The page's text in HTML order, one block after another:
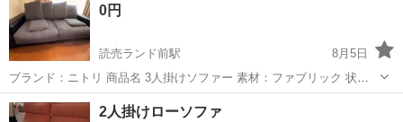
0円
読売ランド前駅
8月5日
ブランド：ニトリ 商品名 3人掛けソファー 素材：ファブリック 状
態：毛玉有 外径寸法 幅: 205cm 奥行：95cm 高さ: 56cm 座面高：
45cm 取引が確定出来次第、受取場所の自宅住所をご案内いたしま
神奈川 川崎市 読売ランド前駅
2人掛けローソファ